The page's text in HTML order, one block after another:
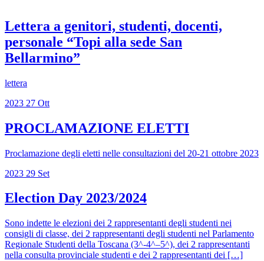
Lettera a genitori, studenti, docenti,
personale “Topi alla sede San
Bellarmino”
lettera
2023 27 Ott
PROCLAMAZIONE ELETTI
Proclamazione degli eletti nelle consultazioni del 20-21 ottobre 2023
2023 29 Set
Election Day 2023/2024
Sono indette le elezioni dei 2 rappresentanti degli studenti nei
consigli di classe, dei 2 rappresentanti degli studenti nel Parlamento
Regionale Studenti della Toscana (3^-4^–5^), dei 2 rappresentanti
nella consulta provinciale studenti e dei 2 rappresentanti dei […]